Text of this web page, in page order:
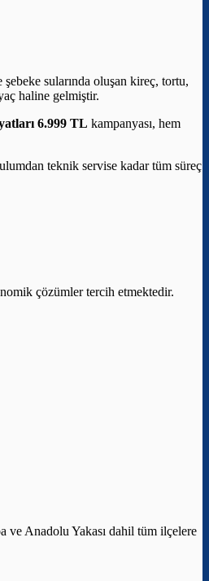
sularında oluşan kireç, tortu,
haline gelmiştir.
6.999 TL kampanyası, hem
teknik servise kadar tüm süreç
çözümler tercih etmektedir.
ve Anadolu Yakası dahil tüm ilçelere